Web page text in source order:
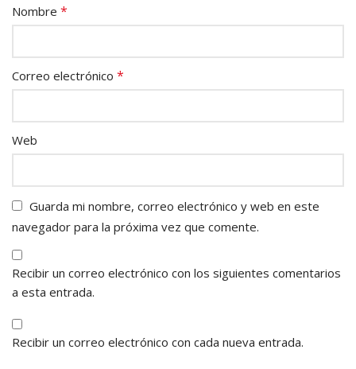
Nombre *
Correo electrónico *
Web
Guarda mi nombre, correo electrónico y web en este
navegador para la próxima vez que comente.
Recibir un correo electrónico con los siguientes comentarios
a esta entrada.
Recibir un correo electrónico con cada nueva entrada.